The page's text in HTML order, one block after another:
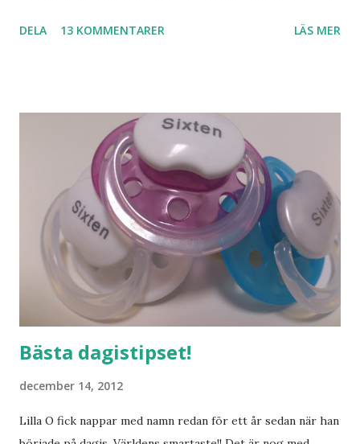
används. Min man samlar på hus. Bara inte såna hus som
lånade från www.ystad.se
DELA 13 KOMMENTARER LÄS MER
Bästa dagistipset!
december 14, 2012
Lilla O fick nappar med namn redan för ett år sedan när han